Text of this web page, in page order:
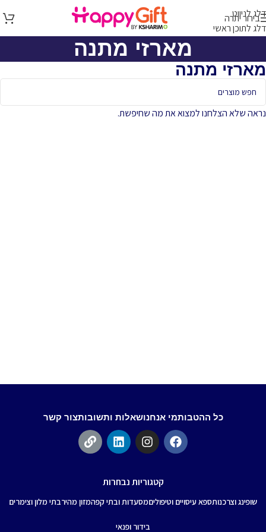
דלג לניווט
דלג לתוכן ראשי
בירור יתרה
מארזי מתנה
מארזי מתנה
נראה שלא הצלחנו למצוא את מה שחיפשת.
כל ההטבותמי אנחנושאלות ותשובותצור קשר
קטגוריות נבחרות
שופינג וצרכנותספא עיסויים וטיפוליםמסעדות ובתי קפהמזון מהירבתי מלון וצימרים
בידור ופנאי